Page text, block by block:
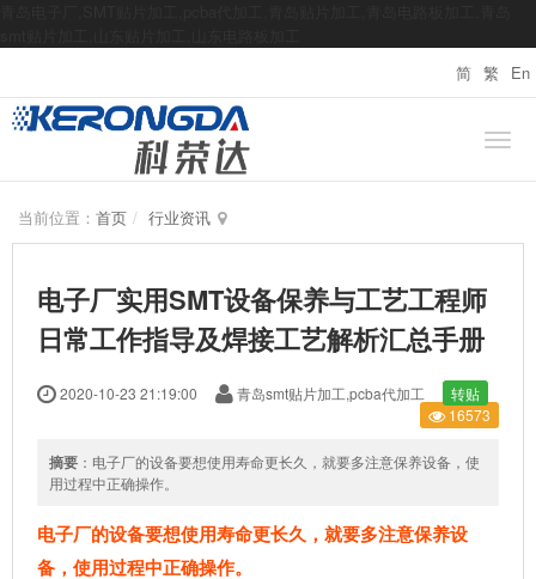
简 繁 En
当前位置： 首页 行业资讯
电子厂实用SMT设备保养与工艺工程师
日常工作指导及焊接工艺解析汇总手册
2020-10-23 21:19:00 青岛smt贴片加工,pcba代加工
转贴
16573
摘要 ：电子厂的设备要想使用寿命更长久，就要多注意保养设备，使
用过程中正确操作。
电子厂的设备要想使用寿命更长久，就要多注意保养设
备，使用过程中正确操作。